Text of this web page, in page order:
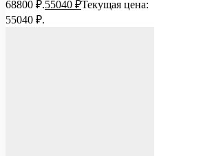
68800 ₽.55040 ₽Текущая цена:
55040 ₽.